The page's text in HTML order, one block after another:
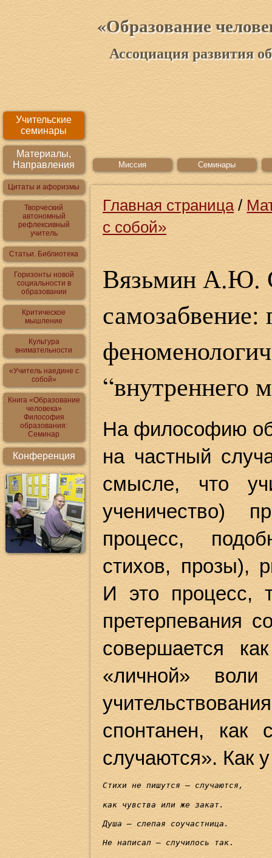
«Образование
Ассоциация развития
Учительские
семинары
Материалы,
Направления
Цитаты и афоризмы
Творческий
автономный
рефлексивный
учитель
Статьи. Библиотека
Горизонты новой
социальности в
образовании
Критическое
мышление
Культура
внимательности
«Учитель наедине с
собой»
Книга «Образование
человека»
Философия
образования:
Семинар
Конференция
Миссия Семинары
Главная страница /
с собой»
Вязьмин А.Ю.
самозабвение:
“внутреннего
На философию
на частный
смысле, что
ученичество)
процесс,
стихов, прозы),
И это процесс,
претерпевания
совершается
«личной»
спонтанен, как
случаются». Как
Стихи не пишутся – случаются ,
как чувства или же закат.
Душа – слепая соучастница.
Не написал – случилось так .